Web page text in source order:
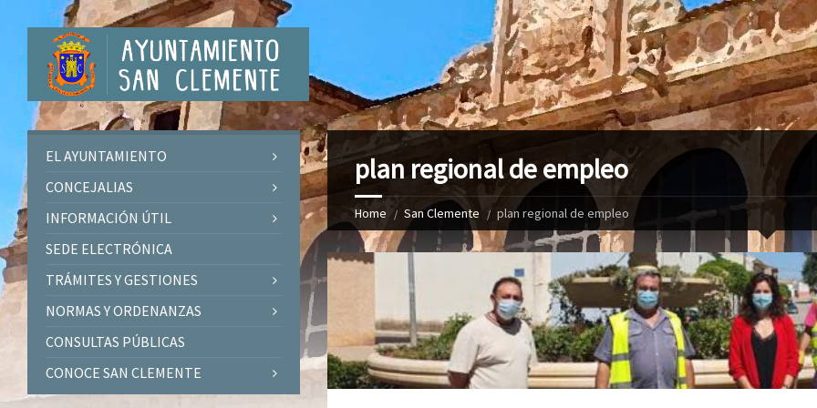
plan regional de empleo
Home San Clemente plan regional de empleo
EL AYUNTAMIENTO
CONCEJALIAS
INFORMACIÓN ÚTIL
SEDE ELECTRÓNICA
TRÁMITES Y GESTIONES
NORMAS Y ORDENANZAS
CONSULTAS PÚBLICAS
CONOCE SAN CLEMENTE